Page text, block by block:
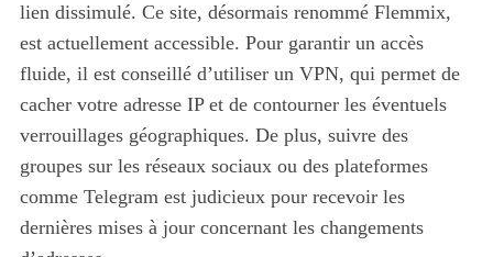
lien dissimulé. Ce site, désormais renommé Flemmix,
est actuellement accessible. Pour garantir un accès
fluide, il est conseillé d’utiliser un VPN, qui permet de
cacher votre adresse IP et de contourner les éventuels
verrouillages géographiques. De plus, suivre des
groupes sur les réseaux sociaux ou des plateformes
comme Telegram est judicieux pour recevoir les
dernières mises à jour concernant les changements